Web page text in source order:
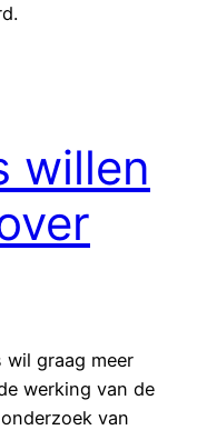
willen
graag meer
werking van de
van